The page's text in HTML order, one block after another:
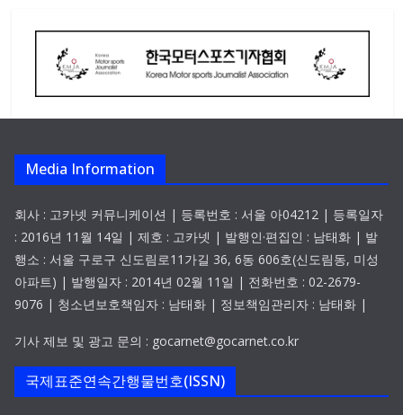
Media Information
회사 : 고카넷 커뮤니케이션 | 등록번호 : 서울 아04212 | 등록일자
: 2016년 11월 14일 | 제호 : 고카넷 | 발행인·편집인 : 남태화 | 발
행소 : 서울 구로구 신도림로11가길 36, 6동 606호(신도림동, 미성
아파트) | 발행일자 : 2014년 02월 11일 | 전화번호 : 02-2679-
9076 | 청소년보호책임자 : 남태화 | 정보책임관리자 : 남태화 |
기사 제보 및 광고 문의 : gocarnet@gocarnet.co.kr
국제표준연속간행물번호(ISSN)